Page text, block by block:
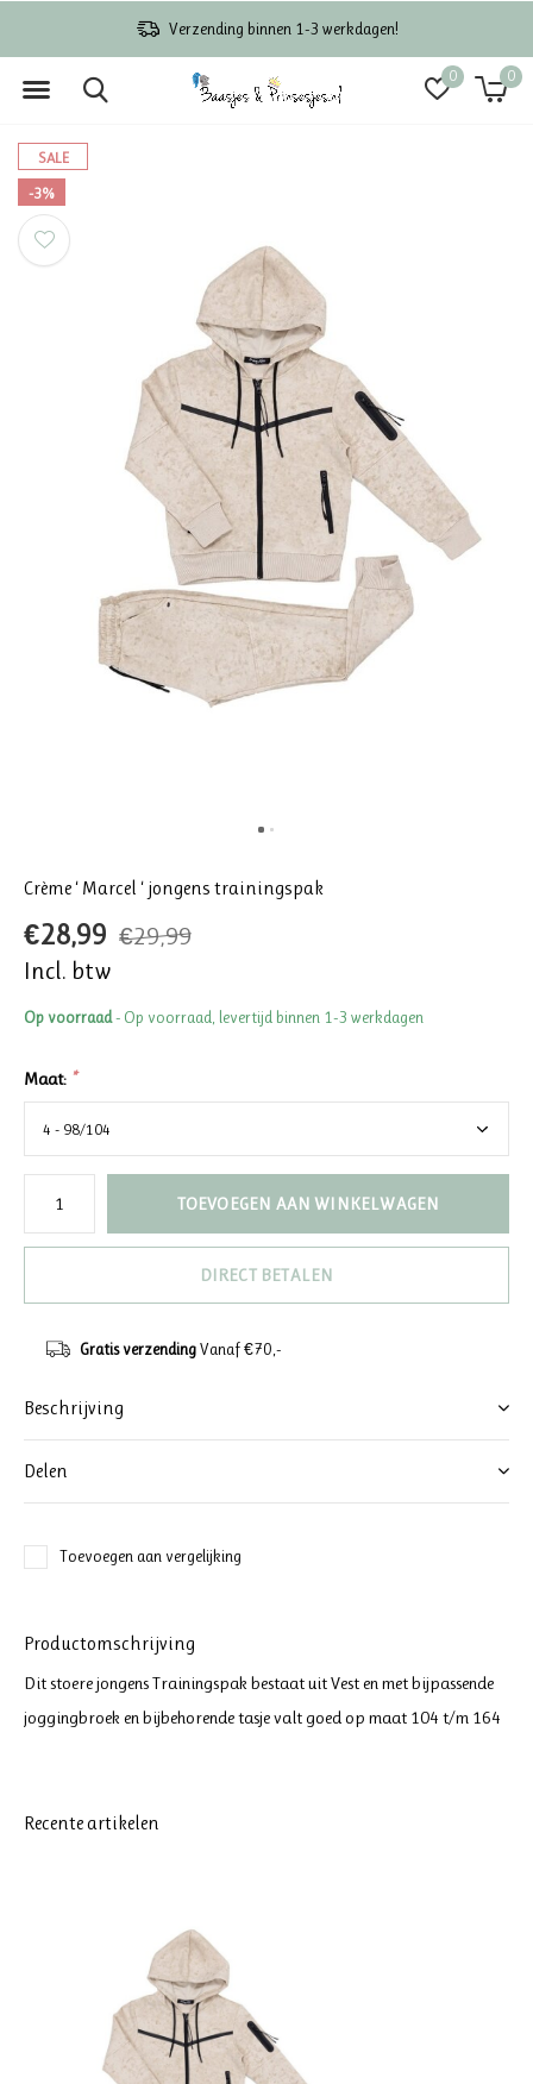
0 0
Verzending binnen 1-3 werkdagen!
SALE
-3%
Crème ‘ Marcel ‘ jongens trainingspak
€28,99 €29,99
Incl. btw
Op voorraad- Op voorraad, levertijd binnen 1-3 werkdagen
Maat: *
TOEVOEGEN AAN WINKELWAGEN
DIRECT BETALEN
Gratis verzendingVanaf €70,-
Beschrijving
Delen
Toevoegen aan vergelijking
Productomschrijving
Dit stoere jongens Trainingspak bestaat uit Vest en met bijpassende
joggingbroek en bijbehorende tasje valt goed op maat 104 t/m 164
Recente artikelen